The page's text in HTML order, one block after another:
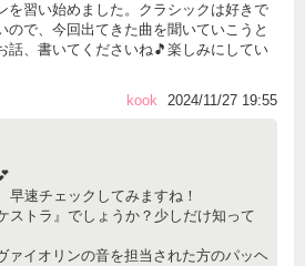
を習い始めました。クラシックは好きで
ので、今回出てきた曲を聞いていこうと
話、書いてくださいね🎵楽しみにしてい
kook
2024/11/27 19:55
早速チェックしてみますね！
ストラ』でしょうか？少しだけ知って
ァイオリンの音を担当された方のパッヘ